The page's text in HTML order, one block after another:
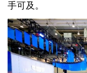
手可及。